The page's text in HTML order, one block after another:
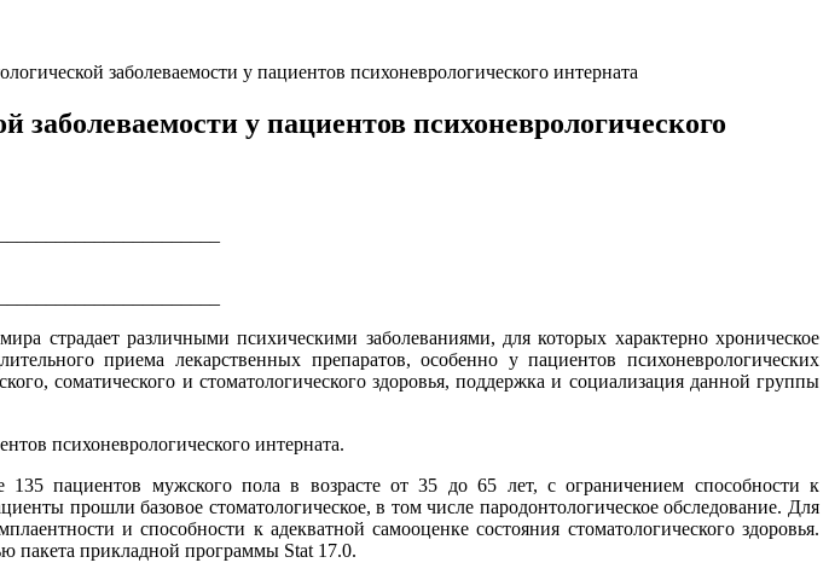
заболеваемости у пациентов психоневрологического интерната
у пациентов психоневрологического
страдает различными психическими заболеваниями, для которых характерно хроническое
приема лекарственных препаратов, особенно у пациентов психоневрологических
соматического и стоматологического здоровья, поддержка и социализация данной группы
психоневрологического интерната.
135 пациентов мужского пола в возрасте от 35 до 65 лет, с ограничением способности к
прошли базовое стоматологическое, в том числе пародонтологическое обследование. Для
и способности к адекватной самооценке состояния стоматологического здоровья.
пакета прикладной программы Stat 17.0.